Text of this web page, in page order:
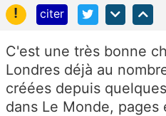
!
citer
C'est une très bonne
Londres déjà au
créées depuis
dans Le Monde, pages